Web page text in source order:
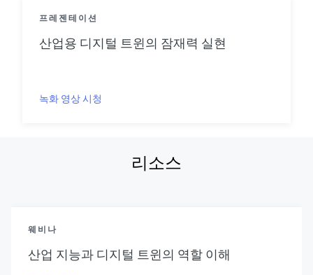
프레젠테이션
산업용 디지털 트윈의 잠재력 실현
녹화 영상 시청
리소스
웨비나
산업 지능과 디지털 트윈의 역할 이해